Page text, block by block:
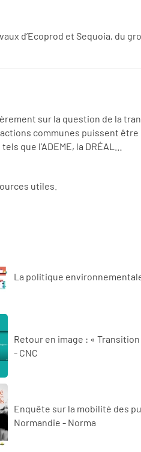
d’Ecoprod et Sequoia, du
sur la question de la
communes puissent être
que l’ADEME, la DRÉAL…
utiles.
La politique
Retour en image : «
- CNC
Enquête sur la mobilité des
Normandie - Norma